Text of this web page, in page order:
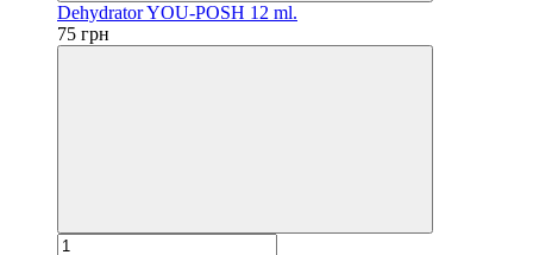
Dehydrator YOU-POSH 12 ml.
75 грн